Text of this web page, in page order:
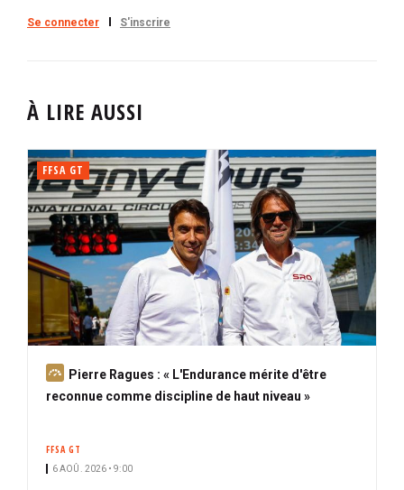
Se connecter S'inscrire
À LIRE AUSSI
FFSA GT
A
b
Pierre Ragues : « L'Endurance mérite d'être
reconnue comme discipline de haut niveau »
FFSA GT
6 AOÛ. 2026 • 9:00